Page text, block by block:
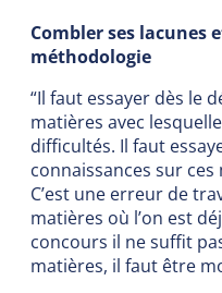
Combler ses lacunes
méthodologie
“Il faut essayer dès le
matières avec
difficultés. Il faut
connaissances sur ces
C’est une erreur de
matières où l’on est
concours il ne suffit
matières, il faut être